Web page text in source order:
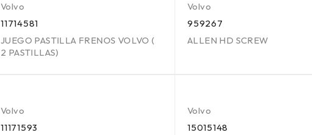
Volvo
11714581
JUEGO PASTILLA FRENOS VOLVO (
2 PASTILLAS)
Volvo
959267
ALLEN HD SCREW
Volvo
11171593
Volvo
15015148